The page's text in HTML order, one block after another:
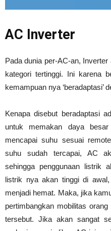
AC Inverter
Pada dunia per-AC-an,
kategori tertinggi. Ini karena
kemampuan nya ‘beradaptasi’
Kenapa disebut beradaptasi
untuk memakan daya
mencapai suhu sesuai
suhu sudah tercapai, AC
sehingga penggunaan listrik
listrik nya akan tinggi di
menjadi hemat. Maka, jika
pertimbangkan mobilitas
tersebut. Jika akan sangat